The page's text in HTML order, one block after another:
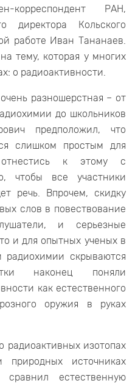
корреспондент РАН,
директора Кольского
работе Иван Тананаев.
тему, которая у многих
о радиоактивности.
разношерстная – от
до школьников
предположил, что
слишком простым для
к этому с
чтобы все участники
речь. Впрочем, скидку
слов в повествование
и серьезные
и для опытных ученых в
скрываются
наконец поняли
как естественного
оружия в руках
радиоактивных изотопах
природных источниках
сравнил естественную